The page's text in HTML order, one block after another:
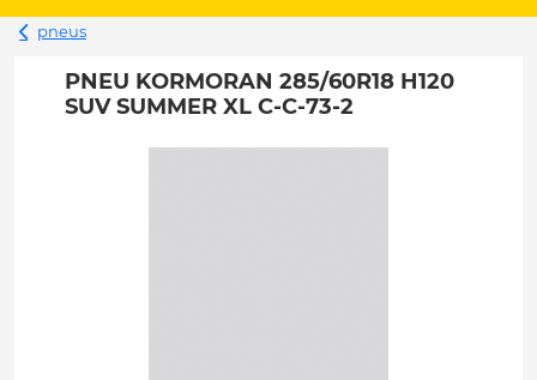
pneus
PNEU KORMORAN 285/60R18 H120
SUV SUMMER XL C-C-73-2